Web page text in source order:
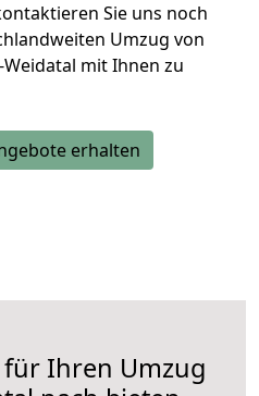
Sie uns noch
Umzug von
mit Ihnen zu
erhalten
Ihren Umzug